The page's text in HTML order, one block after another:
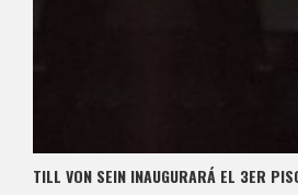
TILL VON SEIN INAUGURARÁ EL 3ER